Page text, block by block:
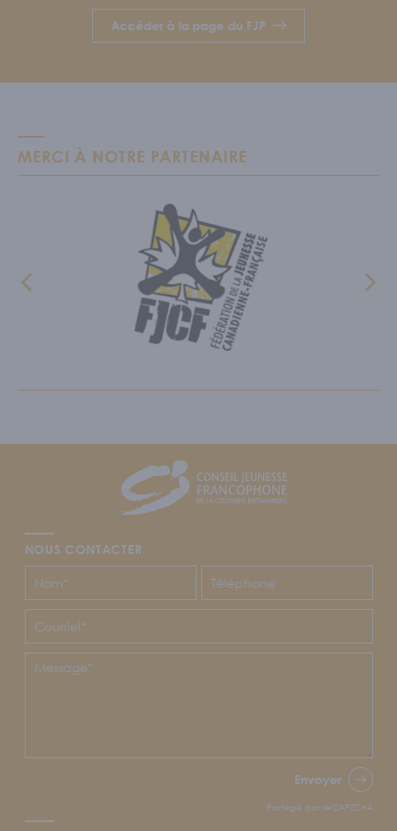
Accéder à la page du FJP
MERCI À NOTRE PARTENAIRE
CJFCB
NOUS CONTACTER
Envoyer
Protégé par reCAPTCHA